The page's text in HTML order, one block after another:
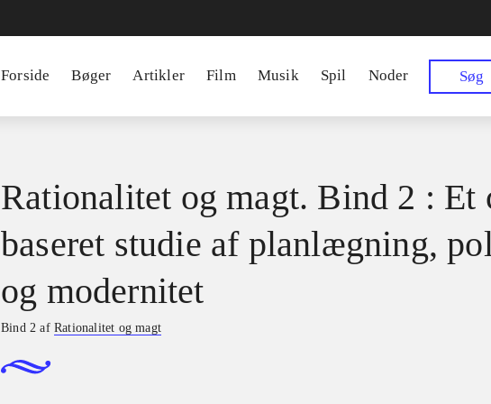
Forside Bøger Artikler Film Musik Spil Noder Søg
Rationalitet og magt. Bind 2 : Et
baseret studie af planlægning,
og modernitet
Bind 2 afRationalitet og magt